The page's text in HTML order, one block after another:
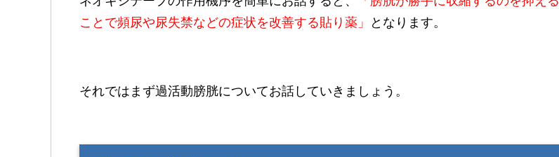
ことで頻尿や尿失禁などの症状を改善する貼り薬」 となります。
それではまず過活動膀胱についてお話していきましょう。